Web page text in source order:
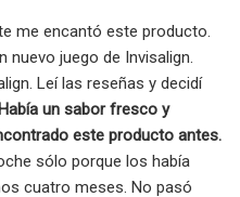
me encantó este producto.
nuevo juego de Invisalign.
Leí las reseñas y decidí
un sabor fresco y
este producto antes.
sólo porque los había
cuatro meses. No pasó